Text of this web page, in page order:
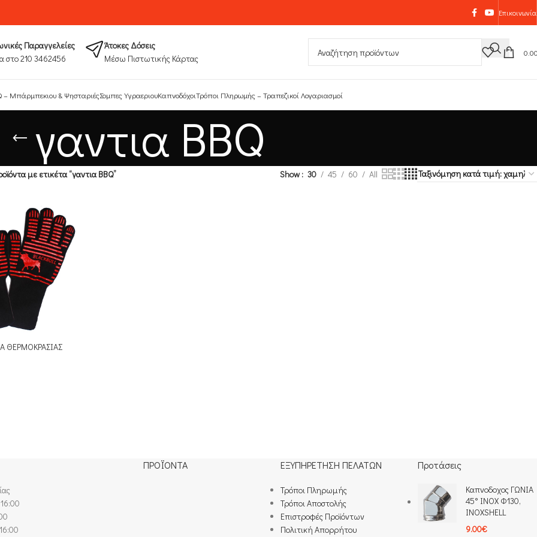
Επικοινωνία
Παραγγελείες
στο 210 3462456
Άτοκες Δόσεις
Μέσω Πιστωτικής Κάρτας
– Μπάρμπεκιου & ΨησταριέςΣομπες ΥγραεριουΚαπνοδόχοιΤρόποι Πληρωμής​ – Τραπεζικοί Λογαριασμοί
γαντια BBQ
με ετικέτα “γαντια BBQ” Show 30 45 60 All
ΘΕΡΜΟΚΡΑΣΙΑΣ
ΠΡΟΪΟΝΤΑ ΕΞΥΠΗΡΕΤΗΣΗ ΠΕΛΑΤΩΝ
Τρόποι Πληρωμής​
Τρόποι Αποστολής
Επιστροφές Προϊόντων
Πολιτική Απορρήτου
Προτάσεις
Καπνοδοχος ΓΩΝΙΑ
45° INOX Φ130,
INOXSHELL
9.00€